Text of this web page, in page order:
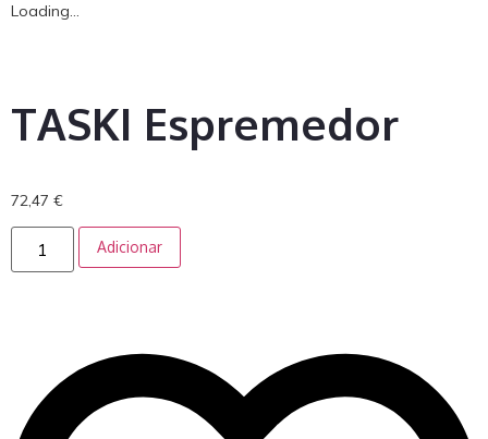
Loading...
TASKI Espremedor
72,47 €
Adicionar